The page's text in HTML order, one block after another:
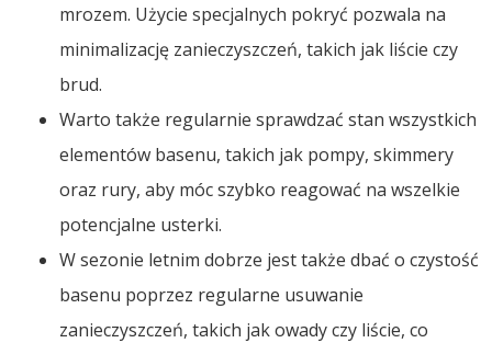
mrozem. Użycie specjalnych pokryć pozwala na
minimalizację zanieczyszczeń, takich jak liście czy
brud.
Warto także regularnie sprawdzać stan wszystkich
elementów basenu, takich jak pompy, skimmery
oraz rury, aby móc szybko reagować na wszelkie
potencjalne usterki.
W sezonie letnim dobrze jest także dbać o czystość
basenu poprzez regularne usuwanie
zanieczyszczeń, takich jak owady czy liście, co